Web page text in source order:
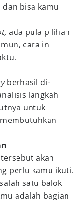
bisa kamu
ada pula pilihan
cara ini
berhasil di-
langkah
untuk
akan
perlu kamu ikuti.
satu balok
adalah bagian